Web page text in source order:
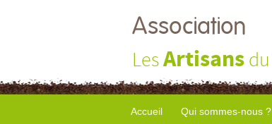
Association
LesArtisans du
Accueil Qui sommes-nous ?